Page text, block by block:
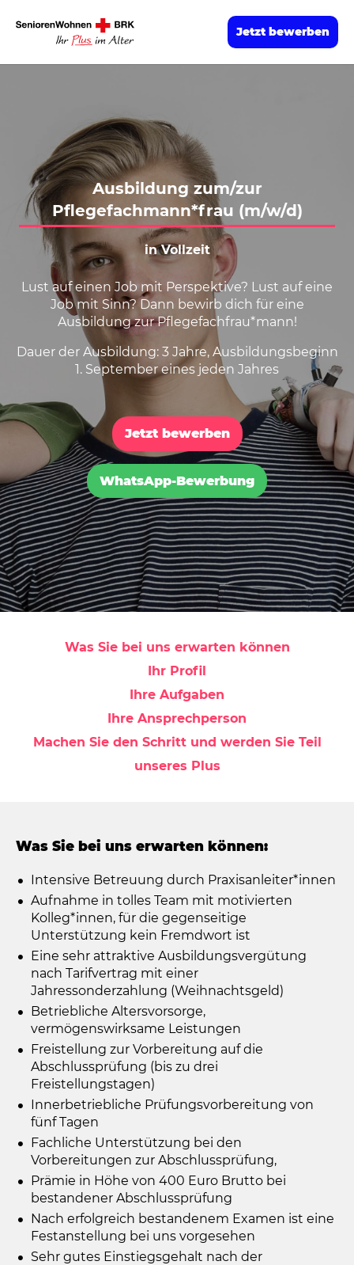
Jetzt bewerben
Ausbildung zum/zur
Pflegefachmann*frau (m/w/d)
in Vollzeit
Lust auf einen Job mit Perspektive? Lust auf eine
Job mit Sinn? Dann bewirb dich für eine
Ausbildung zur Pflegefachfrau*mann!
Dauer der Ausbildung: 3 Jahre, Ausbildungsbeginn
1. September eines jeden Jahres
Jetzt bewerben
WhatsApp-Bewerbung
Was Sie bei uns erwarten können
Ihr Profil
Ihre Aufgaben
Ihre Ansprechperson
Machen Sie den Schritt und werden Sie Teil
unseres Plus
Was Sie bei uns erwarten können:
Intensive Betreuung durch Praxisanleiter*innen
Aufnahme in tolles Team mit motivierten
Kolleg*innen, für die gegenseitige
Unterstützung kein Fremdwort ist
Eine sehr attraktive Ausbildungsvergütung
nach Tarifvertrag mit einer
Jahressonderzahlung (Weihnachtsgeld)
Betriebliche Altersvorsorge,
vermögenswirksame Leistungen
Freistellung zur Vorbereitung auf die
Abschlussprüfung (bis zu drei
Freistellungstagen)
Innerbetriebliche Prüfungsvorbereitung von
fünf Tagen
Fachliche Unterstützung bei den
Vorbereitungen zur Abschlussprüfung,
Prämie in Höhe von 400 Euro Brutto bei
bestandener Abschlussprüfung
Nach erfolgreich bestandenem Examen ist eine
Festanstellung bei uns vorgesehen
Sehr gutes Einstiegsgehalt nach der